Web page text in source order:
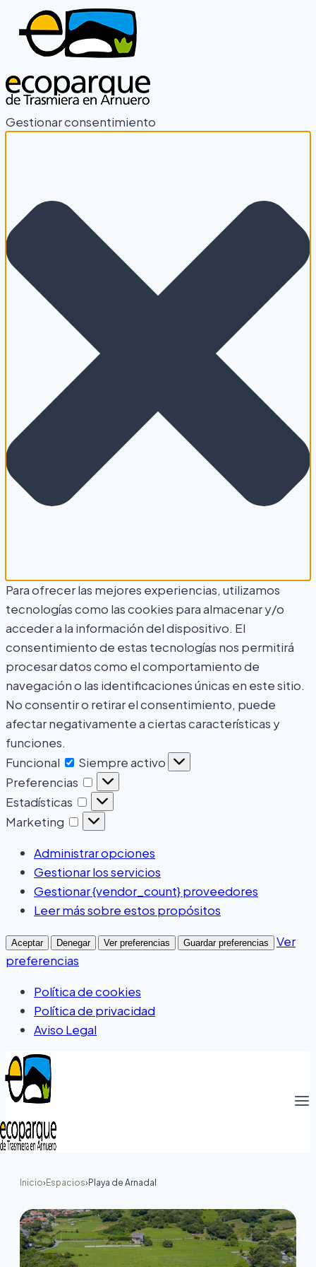
Gestionar consentimiento
Para ofrecer las mejores experiencias, utilizamos
tecnologías como las cookies para almacenar y/o
acceder a la información del dispositivo. El
consentimiento de estas tecnologías nos permitirá
procesar datos como el comportamiento de
navegación o las identificaciones únicas en este sitio.
No consentir o retirar el consentimiento, puede
afectar negativamente a ciertas características y
funciones.
Funcional
Siempre activo
Preferencias
Estadísticas
Marketing
Administrar opciones
Gestionar los servicios
Gestionar {vendor_count} proveedores
Leer más sobre estos propósitos
Aceptar Denegar Ver preferencias Guardar preferencias
Ver
preferencias
Política de cookies
Política de privacidad
Aviso Legal
Inicio› Espacios› Playa de Arnadal